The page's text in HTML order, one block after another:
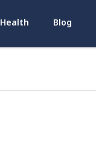
Health Blog